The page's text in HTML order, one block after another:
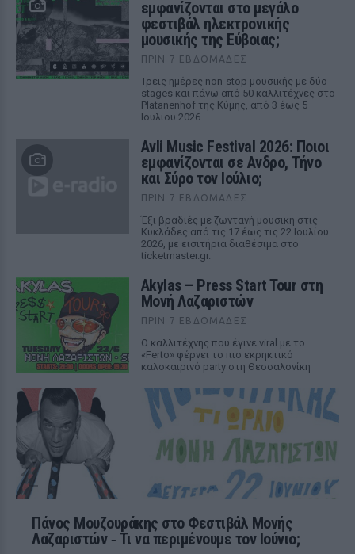
εμφανίζονται στο μεγάλο
φεστιβάλ ηλεκτρονικής
μουσικής της Εύβοιας;
ΠΡΙΝ 7 ΕΒΔΟΜΆΔΕΣ
Τρεις ημέρες non-stop μουσικής με δύο
stages και πάνω από 50 καλλιτέχνες στο
Platanenhof της Κύμης, από 3 έως 5
Ιουλίου 2026.
Avli Music Festival 2026: Ποιοι
εμφανίζονται σε Ανδρο, Τήνο
και Σύρο τον Ιούλιο;
ΠΡΙΝ 7 ΕΒΔΟΜΆΔΕΣ
Έξι βραδιές με ζωντανή μουσική στις
Κυκλάδες από τις 17 έως τις 22 Ιουλίου
2026, με εισιτήρια διαθέσιμα στο
ticketmaster.gr.
Akylas – Press Start Tour στη
Μονή Λαζαριστών
ΠΡΙΝ 7 ΕΒΔΟΜΆΔΕΣ
Ο καλλιτέχνης που έγινε viral με το
«Ferto» φέρνει το πιο εκρηκτικό
καλοκαιρινό party στη Θεσσαλονίκη
Πάνος Μουζουράκης στο Φεστιβάλ Μονής
Λαζαριστών ‑ Τι να περιμένουμε τον Ιούνιο;